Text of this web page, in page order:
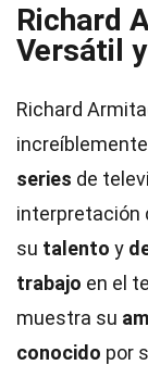
Richard
Versátil
Richard
increíblemente
series de
interpretación
su talento y
trabajo en el
muestra su
conocido por